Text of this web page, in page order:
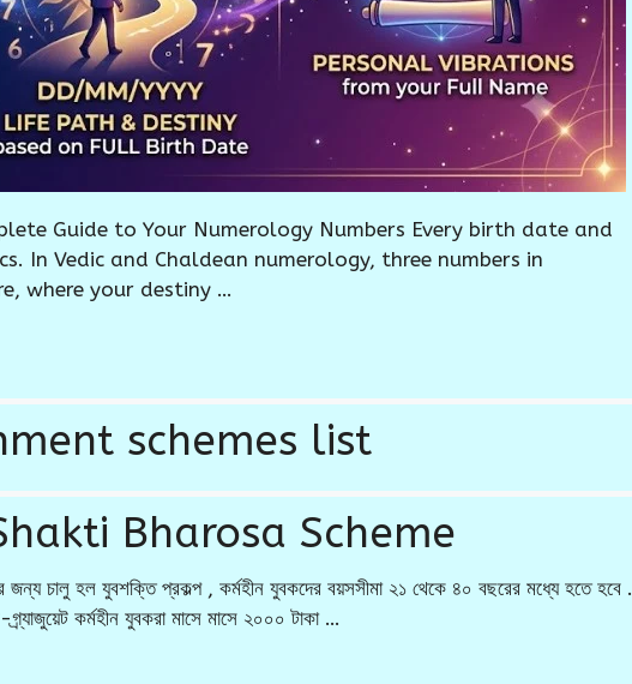
Guide to Your Numerology Numbers Every birth date and
In Vedic and Chaldean numerology, three numbers in
where your destiny …
schemes list
Bharosa Scheme
চালু হল যুবশক্তি প্রকল্প , কর্মহীন যুবকদের বয়সসীমা ২১ থেকে ৪০ বছরের মধ্যে হতে হবে .
কর্মহীন যুবকরা মাসে মাসে ২০০০ টাকা …